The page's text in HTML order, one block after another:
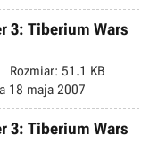
3: Tiberium Wars
Rozmiar: 51.1 KB
18 maja 2007
3: Tiberium Wars